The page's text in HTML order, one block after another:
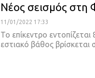
Νέος σεισμός στη
11/01/2022 17:33
Το επίκεντρο
εστιακό βάθος βρίσκεται